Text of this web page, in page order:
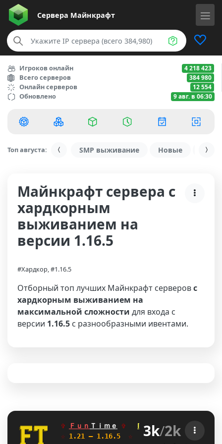
Сервера Майнкрафт
Игроков онлайн 4 218 423
Всего серверов 384 980
Онлайн серверов 12 554
Обновлено 9 авг. в 06:30
Топ августа: SMP выживание Новые С
Майнкрафт сервера с
хардкорным
выживанием на
версии 1.16.5
#Хардкор, #1.16.5
Отборный топ лучших Майнкрафт серверовс
хардкорным выживанием на
максимальной сложности для входа с
версии 1.16.5 с разнообразными ивентами.
✞ Ｆｕｎ Ｔｉｍｅ ✞ ГРИФЕРСКИЙ
АНАРХИЯ
☆ 1.21 — 1.16.5 ☆ Глобальное
3k/2k